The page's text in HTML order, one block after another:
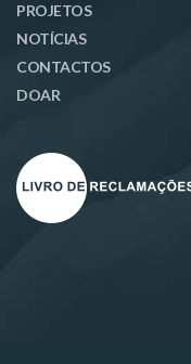
PROJETOS
NOTÍCIAS
CONTACTOS
DOAR